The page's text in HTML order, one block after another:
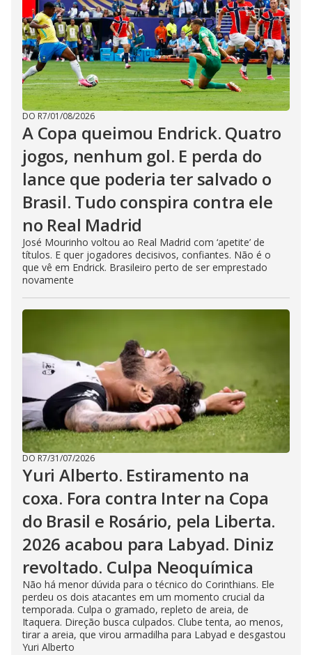
DO R7/01/08/2026
A Copa queimou Endrick. Quatro
jogos, nenhum gol. E perda do
lance que poderia ter salvado o
Brasil. Tudo conspira contra ele
no Real Madrid
José Mourinho voltou ao Real Madrid com ‘apetite’ de
títulos. E quer jogadores decisivos, confiantes. Não é o
que vê em Endrick. Brasileiro perto de ser emprestado
novamente
DO R7/31/07/2026
Yuri Alberto. Estiramento na
coxa. Fora contra Inter na Copa
do Brasil e Rosário, pela Liberta.
2026 acabou para Labyad. Diniz
revoltado. Culpa Neoquímica
Não há menor dúvida para o técnico do Corinthians. Ele
perdeu os dois atacantes em um momento crucial da
temporada. Culpa o gramado, repleto de areia, de
Itaquera. Direção busca culpados. Clube tenta, ao menos,
tirar a areia, que virou armadilha para Labyad e desgastou
Yuri Alberto